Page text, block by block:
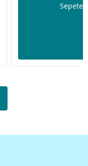
Sepete